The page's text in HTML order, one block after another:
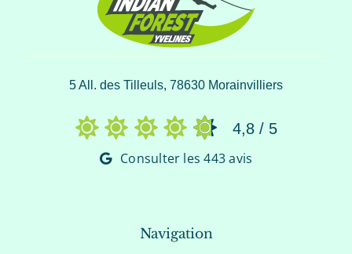
5 All. des Tilleuls, 78630 Morainvilliers
4,8/ 5
Consulter les 443 avis
Navigation